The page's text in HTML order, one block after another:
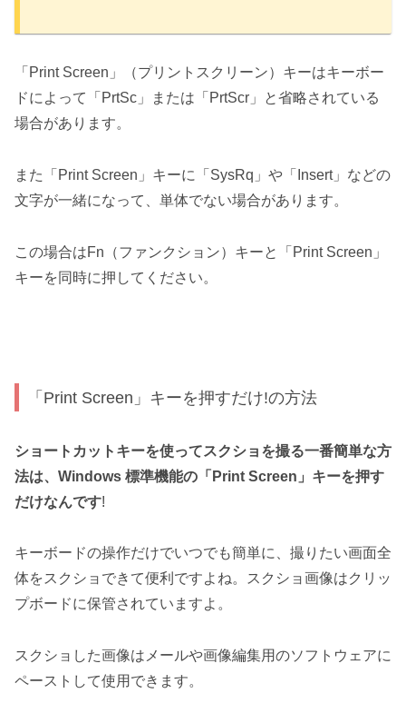
「Print Screen」（プリントスクリーン）キーはキーボー
ドによって「PrtSc」または「PrtScr」と省略されている
場合があります。
また「Print Screen」キーに「SysRq」や「Insert」などの
文字が一緒になって、単体でない場合があります。
この場合はFn（ファンクション）キーと「Print Screen」
キーを同時に押してください。
「Print Screen」キーを押すだけ!の方法
ショートカットキーを使ってスクショを撮る一番簡単な方
法は、Windows 標準機能の「Print Screen」キーを押す
だけなんです!
キーボードの操作だけでいつでも簡単に、撮りたい画面全
体をスクショできて便利ですよね。スクショ画像はクリッ
プボードに保管されていますよ。
スクショした画像はメールや画像編集用のソフトウェアに
ペーストして使用できます。